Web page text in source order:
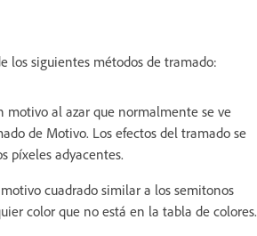
los siguientes métodos de tramado:
motivo al azar que normalmente se ve
de Motivo. Los efectos del tramado se
píxeles adyacentes.
cuadrado similar a los semitonos
color que no está en la tabla de colores.